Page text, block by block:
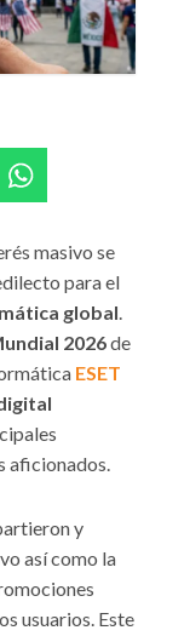
masivo se
para el
global.
2026de
ESET
aficionados.
y
así como la
usuarios. Este